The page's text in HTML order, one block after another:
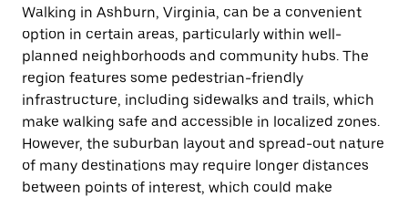
Esc
按
鈕
即
可
關
閉
日
曆。
Walking in Ashburn, Virginia, can be a convenient
option in certain areas, particularly within well-
planned neighborhoods and community hubs. The
region features some pedestrian-friendly
infrastructure, including sidewalks and trails, which
make walking safe and accessible in localized zones.
However, the suburban layout and spread-out nature
of many destinations may require longer distances
between points of interest, which could make